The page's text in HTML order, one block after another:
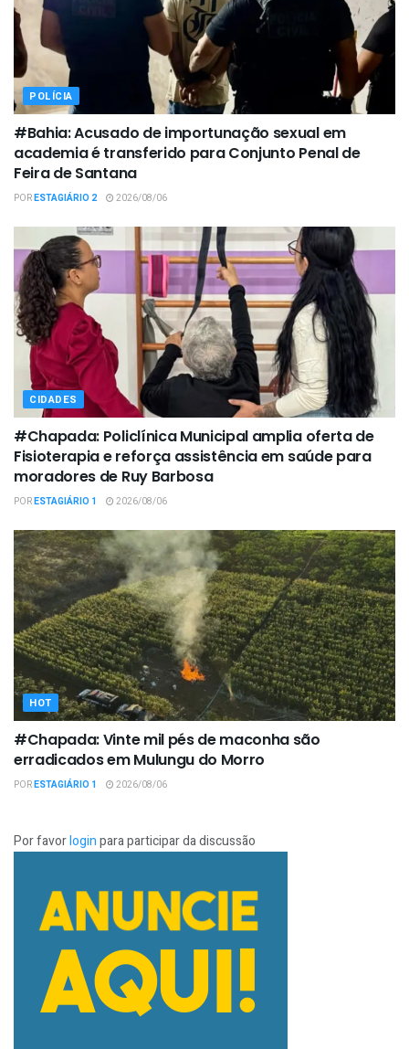
POLÍCIA
#Bahia: Acusado de importunação sexual em
academia é transferido para Conjunto Penal de
Feira de Santana
PORESTAGIÁRIO 2 2026/08/06
CIDADES
#Chapada: Policlínica Municipal amplia oferta de
Fisioterapia e reforça assistência em saúde para
moradores de Ruy Barbosa
PORESTAGIÁRIO 1 2026/08/06
HOT
#Chapada: Vinte mil pés de maconha são
erradicados em Mulungu do Morro
PORESTAGIÁRIO 1 2026/08/06
Por favorloginpara participar da discussão